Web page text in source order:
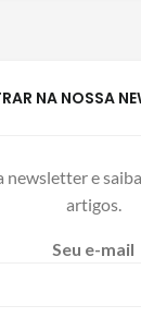
NA NOSSA
newsletter e
artigos.
Seu e-mail